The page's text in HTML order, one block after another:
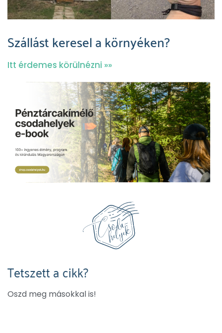
Szállást keresel a környéken?
Itt érdemes körülnézni »»
Tetszett a cikk?
Oszd meg másokkal is!